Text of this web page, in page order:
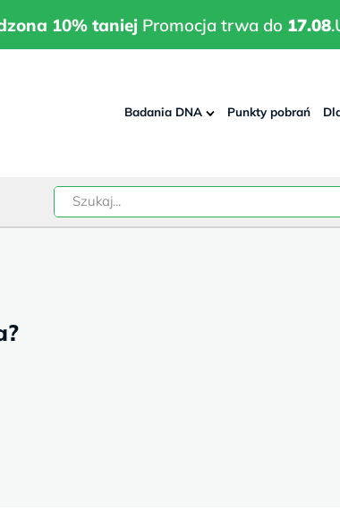
10% taniej Promocja trwa do 17.08.
10% taniej Promocja trwa do 17.08.Użyj
Badania DNA Punkty pobrań